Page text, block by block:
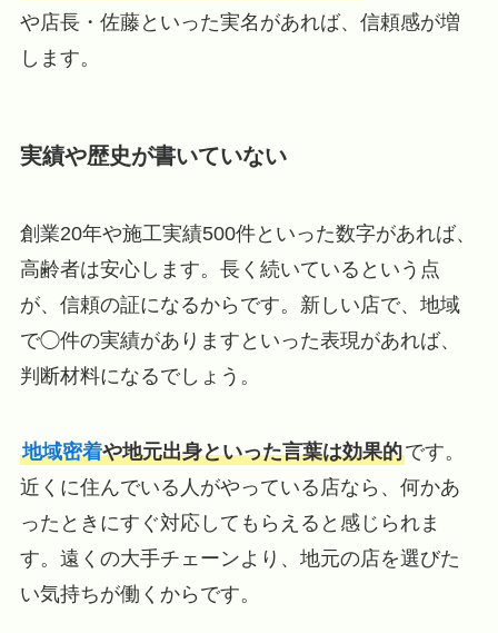
や店長・佐藤といった実名があれば、信頼感が増
します。
実績や歴史が書いていない
創業20年や施工実績500件といった数字があれば、
高齢者は安心します。長く続いているという点
が、信頼の証になるからです。新しい店で、地域
で◯件の実績がありますといった表現があれば、
判断材料になるでしょう。
地域密着や地元出身といった言葉は効果的です。
近くに住んでいる人がやっている店なら、何かあ
ったときにすぐ対応してもらえると感じられま
す。遠くの大手チェーンより、地元の店を選びた
い気持ちが働くからです。